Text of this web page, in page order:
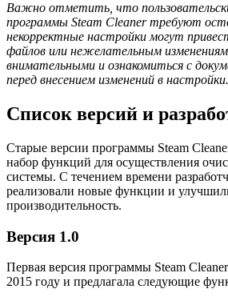
Важно отметить, что
программы Steam Cleaner требуют
некорректные настройки могут
файлов или нежелательным
внимательными и ознакомиться с
перед внесением изменений в настройки.
Список версий и
Старые версии программы Steam
набор функций для осуществления
системы. С течением времени
реализовали новые функции и
производительность.
Версия 1.0
Первая версия программы Steam
2015 году и предлагала следующие